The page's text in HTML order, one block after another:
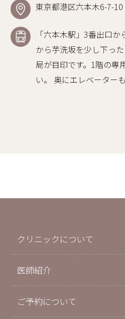
東京都港区六本木6-7-
「六本木駅」3番出口
から芋洗坂を少し下っ
局が目印です。1階の専
い。 奥にエレベーター
クリニックについて
医師紹介
ご予約について